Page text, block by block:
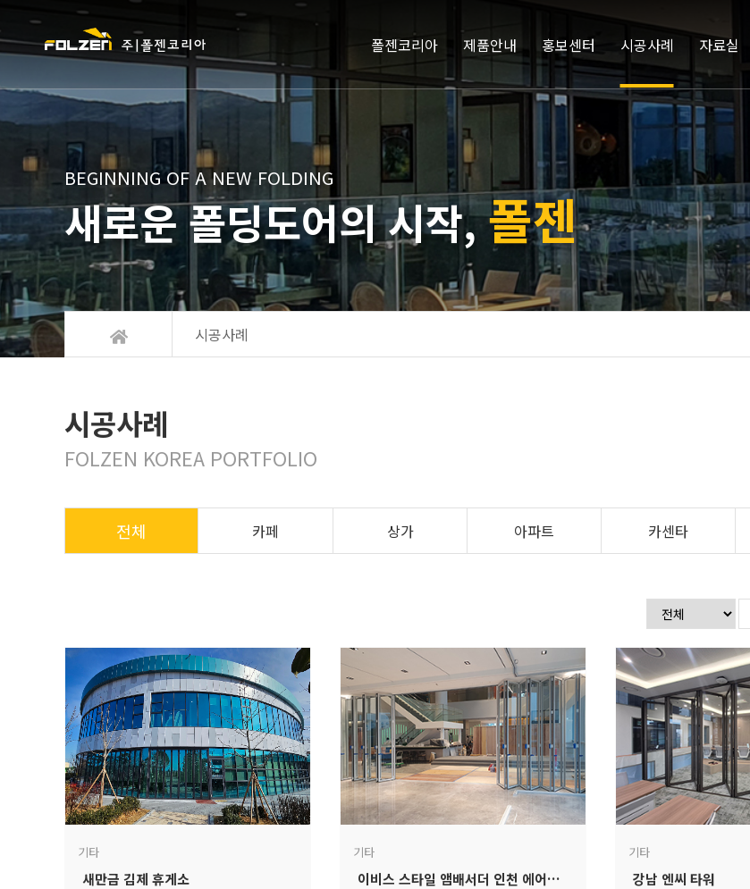
폴젠코리아 제품안내 홍보센터 시공사례 자료실
BEGINNING OF A NEW FOLDING
새로운 폴딩도어의 시작,폴젠
시공사례
시공사례
FOLZEN KOREA PORTFOLIO
전체 카페 상가 아파트 카센타
기타
새만금 김제 휴게소
기타
이비스 스타일 앰배서더 인천 에어포트
기타
강남 엔씨 타워